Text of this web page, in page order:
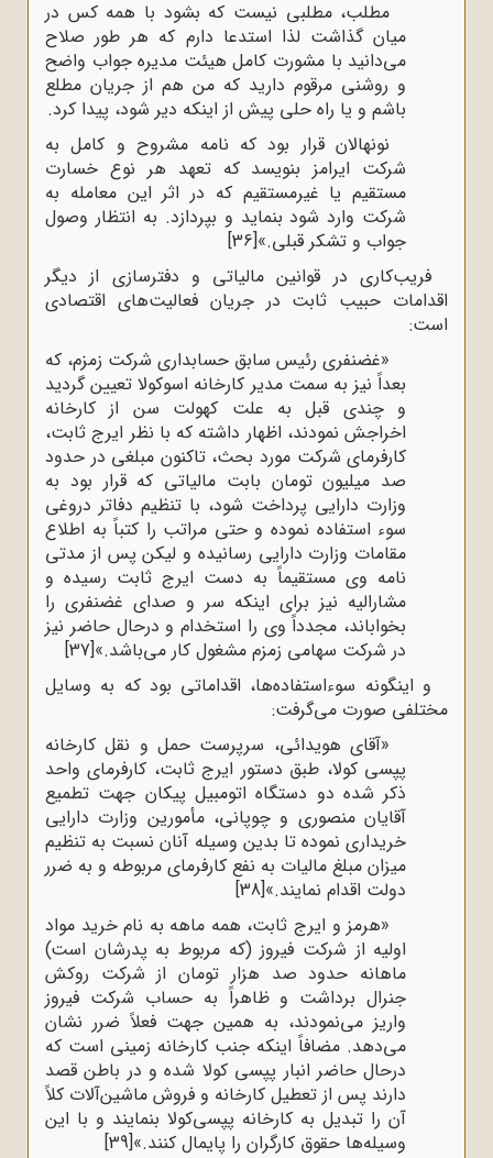
مطلب، مطلبی نیست که بشود با همه کس در
میان گذاشت لذا استدعا دارم که هر طور صلاح
می‌دانید با مشورت کامل هیئت مدیره جواب واضح
و روشنی مرقوم دارید که من هم از جریان مطلع
باشم و یا راه‌ حلی پیش از اینکه دیر شود، پیدا کرد.
نونهالان قرار بود که نامه مشروح و کامل به
شرکت ایرامز بنویسد که تعهد هر نوع خسارت
مستقیم یا غیرمستقیم که در اثر این معامله به
شرکت وارد شود بنماید و بپردازد. به انتظار وصول
جواب و تشکر قبلی.»[36]
فریب‌کاری در قوانین مالیاتی و دفترسازی از دیگر
اقدامات حبیب ثابت در جریان فعالیت‌های اقتصادی
است:
«غضنفری رئیس سابق حسابداری شرکت زمزم، که
بعداً نیز به سمت مدیر کارخانه اسوکولا تعیین گردید
و چندی قبل به علت کهولت سن از کارخانه
اخراجش نمودند، اظهار داشته که با نظر ایرج ثابت،
کارفرمای شرکت مورد بحث، تاکنون مبلغی در حدود
صد میلیون تومان بابت مالیاتی که قرار بود به
وزارت دارایی پرداخت شود، با تنظیم دفاتر دروغی
سوء استفاده نموده و حتی مراتب را کتباً به اطلاع
مقامات وزارت دارایی رسانیده و لیکن پس از مدتی
نامه وی مستقیماً به دست ایرج ثابت رسیده و
مشارالیه نیز برای اینکه سر و صدای غضنفری را
بخواباند، مجدداً وی را استخدام و درحال حاضر نیز
در شرکت سهامی زمزم مشغول کار می‌باشد.»[37]
و اینگونه سوءاستفاده‌ها، اقداماتی بود که به وسایل
مختلفی صورت می‌گرفت:
«آقای هویدائی، سرپرست حمل و نقل کارخانه
پپسی کولا، طبق دستور ایرج ثابت، کارفرمای واحد
ذکر شده دو دستگاه اتومبیل پیکان جهت تطمیع
آقایان منصوری و چوپانی، مأمورین وزارت دارایی
خریداری نموده تا بدین وسیله آنان نسبت به تنظیم
میزان مبلغ مالیات به نفع کارفرمای مربوطه و به ضرر
دولت اقدام نمایند.»[38]
«هرمز و ایرج ثابت، همه ماهه به نام خرید مواد
اولیه از شرکت فیروز (که مربوط به پدرشان است)
ماهانه حدود صد هزار تومان از شرکت روکش
جنرال برداشت و ظاهراً به حساب شرکت فیروز
واریز می‌نمودند، به همین جهت فعلاً ضرر نشان
می‌دهد. مضافاً اینکه جنب کارخانه زمینی است که
درحال حاضر انبار پپسی کولا شده و در باطن قصد
دارند پس از تعطیل کارخانه و فروش ماشین‌آلات کلاً
آن را تبدیل به کارخانه پپسی‌کولا بنمایند و با این
وسیله‌ها حقوق کارگران را پایمال کنند.»[39]